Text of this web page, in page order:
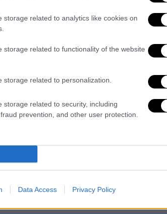
storage related to analytics like cookies on
storage related to functionality of the website
related to personalization.
storage related to security, including
prevention, and other user protection.
Data Access Privacy Policy
περιόδου ξεκινά
από τις έξι πρεμιέρες
ταινίες έχουν
10:09
του Γκας Βαν
στις ταινίες της
προτάσεις εν μέσω
την ώρα που ανοίγουν